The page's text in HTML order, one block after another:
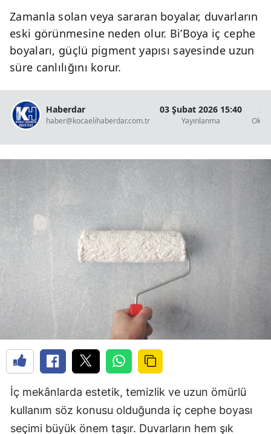
Zamanla solan veya sararan boyalar, duvarların
eski görünmesine neden olur. Bi’Boya iç cephe
boyaları, güçlü pigment yapısı sayesinde uzun
süre canlılığını korur.
Haberdar
haber@kocaelihaberdar.com.tr
03 Şubat 2026 15:40
Yayınlanma
2
İç mekânlarda estetik, temizlik ve uzun ömürlü
kullanım söz konusu olduğunda iç cephe boyası
seçimi büyük önem taşır. Duvarların hem şık